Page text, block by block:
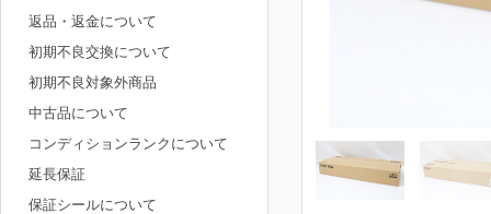
返品・返金について
初期不良交換について
初期不良対象外商品
中古品について
コンディションランクについて
延長保証
保証シールについて